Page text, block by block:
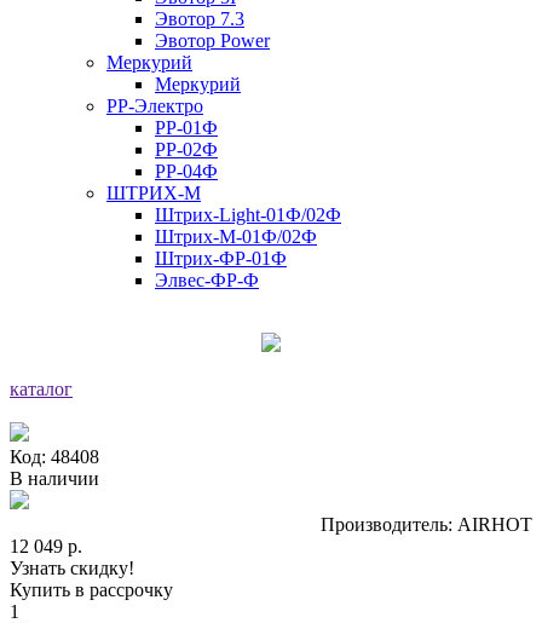
Эвотор 7.3
Эвотор Power
Меркурий
Меркурий
РР-Электро
РР-01Ф
РР-02Ф
РР-04Ф
ШТРИХ-М
Штрих-Light-01Ф/02Ф
Штрих-М-01Ф/02Ф
Штрих-ФР-01Ф
Элвес-ФР-Ф
каталог
Код: 48408
В наличии
Производитель: AIRHOT
12 049 р.
Узнать скидку!
Купить в рассрочку
1